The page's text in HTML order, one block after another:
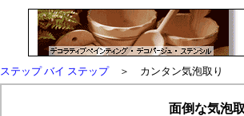
ステップ バイ ステップ＞ カンタン気泡取り
面倒な気泡